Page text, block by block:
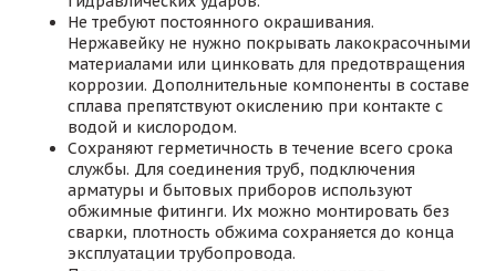
Не требуют постоянного окрашивания.
Нержавейку не нужно покрывать лакокрасочными
материалами или цинковать для предотвращения
коррозии. Дополнительные компоненты в составе
сплава препятствуют окислению при контакте с
водой и кислородом.
Сохраняют герметичность в течение всего срока
службы. Для соединения труб, подключения
арматуры и бытовых приборов используют
обжимные фитинги. Их можно монтировать без
сварки, плотность обжима сохраняется до конца
эксплуатации трубопровода.